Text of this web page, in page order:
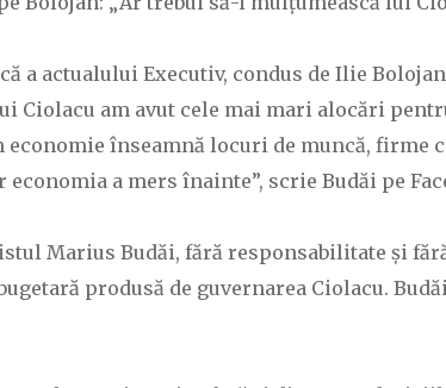
actualului Executiv, condus de Ilie
Ciolacu am avut cele mai mari alocări
înseamnă locuri de muncă, firme
a mers înainte”, scrie Budăi pe
Marius Budăi, fără responsabilitate și
produsă de guvernarea Ciolacu.